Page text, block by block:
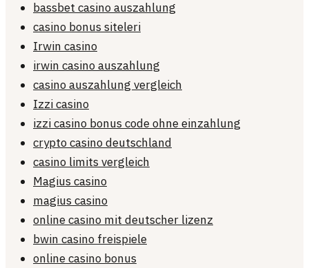
bassbet casino auszahlung
casino bonus siteleri
Irwin casino
irwin casino auszahlung
casino auszahlung vergleich
Izzi casino
izzi casino bonus code ohne einzahlung
crypto casino deutschland
casino limits vergleich
Magius casino
magius casino
online casino mit deutscher lizenz
bwin casino freispiele
online casino bonus